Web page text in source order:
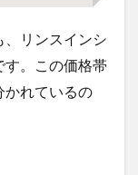
リンスインシ
す。この価格帯
かれているの